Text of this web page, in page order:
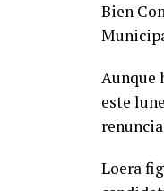
Bien
Aunque
este
Loera